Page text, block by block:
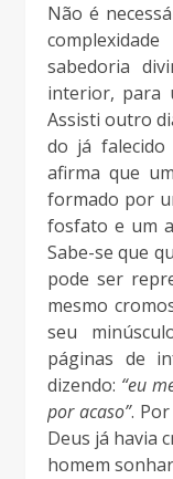
Não é
sabedoria
interior, para
Assisti outro
do já falecido
afirma que
formado por
fosfato e um
Sabe-se que
pode ser
mesmo
seu
páginas de
dizendo: “eu
por acaso”.
Deus já havia
homem